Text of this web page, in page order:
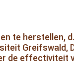
te herstellen,
Greifswald,
de effectiviteit